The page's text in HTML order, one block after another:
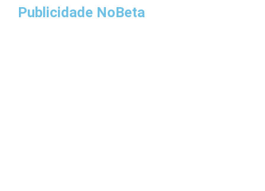
Publicidade NoBeta